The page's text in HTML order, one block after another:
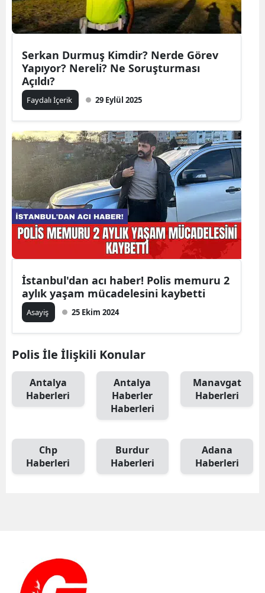
Serkan Durmuş Kimdir? Nerde Görev
Yapıyor? Nereli? Ne Soruşturması
Açıldı?
Faydalı İçerik 29 Eylül 2025
İstanbul'dan acı haber! Polis memuru 2
aylık yaşam mücadelesini kaybetti
Asayiş 25 Ekim 2024
Polis İle İlişkili Konular
Antalya
Haberleri
Antalya
Haberler
Haberleri
Manavgat
Haberleri
Chp
Haberleri
Burdur
Haberleri
Adana
Haberleri